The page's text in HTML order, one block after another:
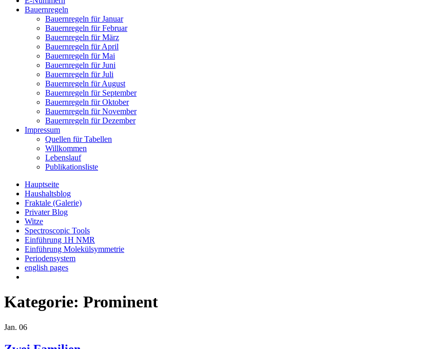
Bauernregeln
Bauernregeln für Januar
Bauernregeln für Februar
Bauernregeln für März
Bauernregeln für April
Bauernregeln für Mai
Bauernregeln für Juni
Bauernregeln für Juli
Bauernregeln für August
Bauernregeln für September
Bauernregeln für Oktober
Bauernregeln für November
Bauernregeln für Dezember
Impressum
Quellen für Tabellen
Willkommen
Lebenslauf
Publikationsliste
Hauptseite
Haushaltsblog
Fraktale (Galerie)
Privater Blog
Witze
Spectroscopic Tools
Einführung 1H NMR
Einführung Molekülsymmetrie
Periodensystem
english pages
Kategorie: Prominent
Jan. 06